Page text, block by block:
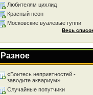
Любителям цихлид
Красный неон
Московские вуалевые гуппи
Весь
Разное
«Боитесь неприятностей -
заводите аквариум»
Случайные попутчики